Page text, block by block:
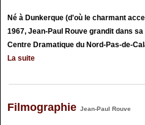
Né à Dunkerque (d'où le charmant
1967, Jean-Paul Rouve grandit dans
Centre Dramatique du Nord-Pas-de-
La suite
Filmographie Jean-Paul Rouve